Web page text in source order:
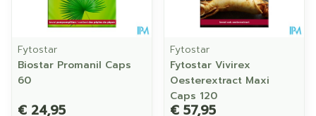
Fytostar
Biostar Promanil Caps
60
€ 24,95
Fytostar
Fytostar Vivirex
Oesterextract Maxi
Caps 120
€ 57,95